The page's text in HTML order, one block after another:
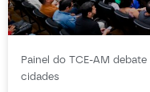
Painel do TCE-AM
cidades